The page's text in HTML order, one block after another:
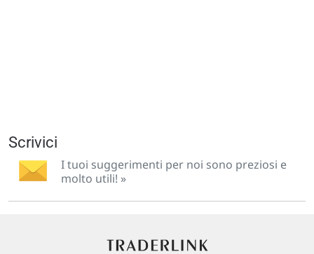
Scrivici
I tuoi suggerimenti per noi sono preziosi e
molto utili! »